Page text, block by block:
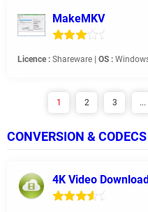
MakeMKV
Licence : Shareware | OS :
1 2 3 ...
CONVERSION & CODECS
4K Video